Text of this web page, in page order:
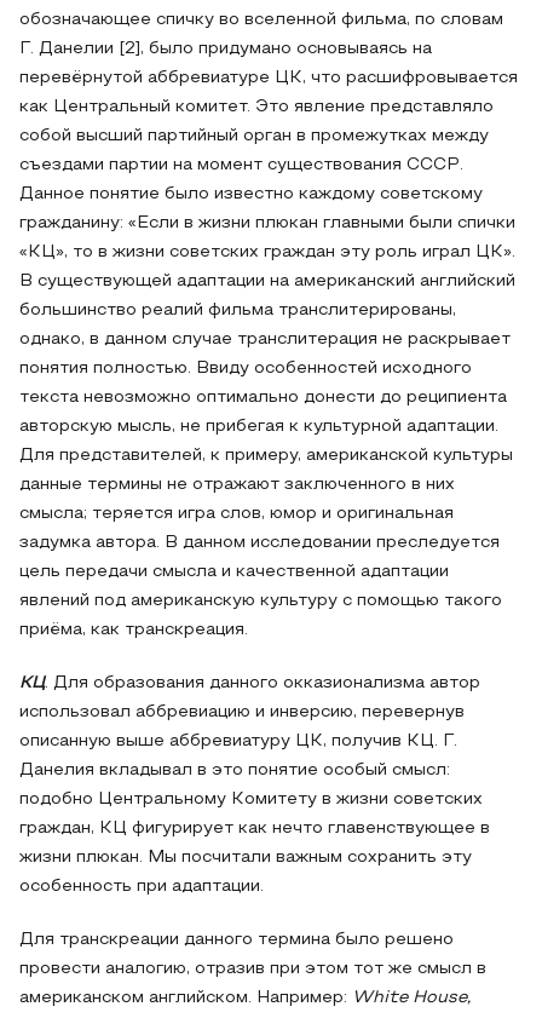
обозначающее спичку во вселенной фильма, по словам
Г. Данелии [2], было придумано основываясь на
перевёрнутой аббревиатуре ЦК, что расшифровывается
как Центральный комитет. Это явление представляло
собой высший партийный орган в промежутках между
съездами партии на момент существования СССР.
Данное понятие было известно каждому советскому
гражданину: «Если в жизни плюкан главными были спички
«КЦ», то в жизни советских граждан эту роль играл ЦК».
В существующей адаптации на американский английский
большинство реалий фильма транслитерированы,
однако, в данном случае транслитерация не раскрывает
понятия полностью. Ввиду особенностей исходного
текста невозможно оптимально донести до реципиента
авторскую мысль, не прибегая к культурной адаптации.
Для представителей, к примеру, американской культуры
данные термины не отражают заключенного в них
смысла; теряется игра слов, юмор и оригинальная
задумка автора. В данном исследовании преследуется
цель передачи смысла и качественной адаптации
явлений под американскую культуру с помощью такого
приёма, как транскреация.
КЦ. Для образования данного окказионализма автор
использовал аббревиацию и инверсию, перевернув
описанную выше аббревиатуру ЦК, получив КЦ. Г.
Данелия вкладывал в это понятие особый смысл:
подобно Центральному Комитету в жизни советских
граждан, КЦ фигурирует как нечто главенствующее в
жизни плюкан. Мы посчитали важным сохранить эту
особенность при адаптации.
Для транскреации данного термина было решено
провести аналогию, отразив при этом тот же смысл в
американском английском. Например:
White House,